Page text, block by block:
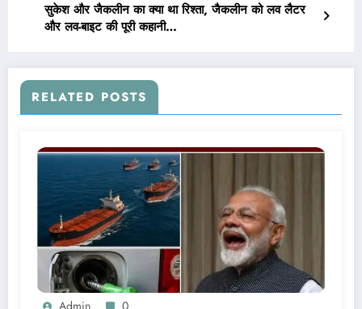
सुकेश और जैकलीन का क्या था रिश्ता, जैकलीन को लव लैटर
और लव-बाइट की पूरी कहानी…
RELATED POSTS